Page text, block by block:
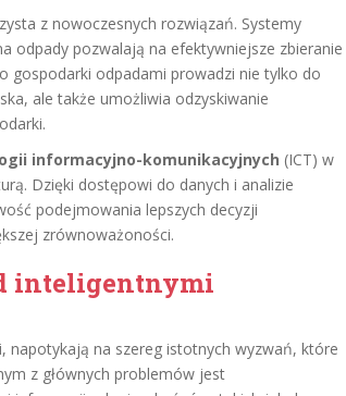
z nowoczesnych rozwiązań. Systemy
odpady pozwalają na efektywniejsze zbieranie
gospodarki odpadami prowadzi nie tylko do
ale także umożliwia odzyskiwanie
informacyjno-komunikacyjnych (ICT) w
Dzięki dostępowi do danych i analizie
podejmowania lepszych decyzji
zrównoważoności.
inteligentnymi
na szereg istotnych wyzwań, które
z głównych problemów jest